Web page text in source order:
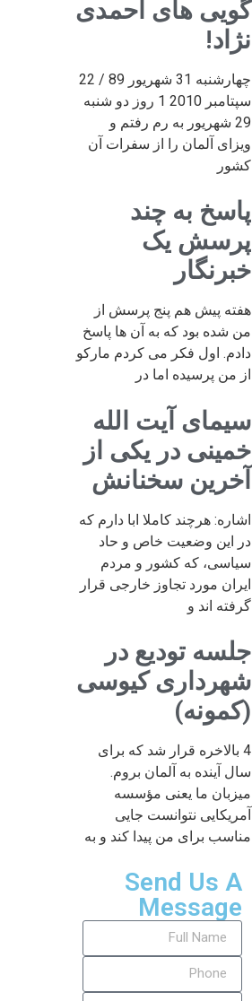
گویی های احمدی
نژاد!
چهارشنبه 31 شهریور 89 / 22
سپتامبر 2010 1 روز دو شنبه
29 شهریور به رم رفتم و
ویزای آلمان را از سفرات آن
کشور
پاسخ به چند
پرسش یک
خبرنگار
هفته پیش هم پنج پرسش از
من شده بود که به آن ها پاسخ
دادم. اول فکر می کردم مارکو
از من پرسیده اما در
سیمای آیت الله
خمینی در یکی از
آخرین سخنانش
اشاره: هرچند کاملا ابا دارم که
در این وضعیت خاص و حاد
سیاسی، که کشور و مردم
ایران مورد تجاوز خارجی قرار
گرفته اند و
جلسه تودیع در
شهرداری کیوسی
(کمونه)
4 بالاخره قرار شد که برای
سال آینده به آلمان بروم.
میزبان ما یعنی مؤسسه
آمریکایی نتوانست جایی
مناسب برای من پیدا کند و به
Send Us A
Message